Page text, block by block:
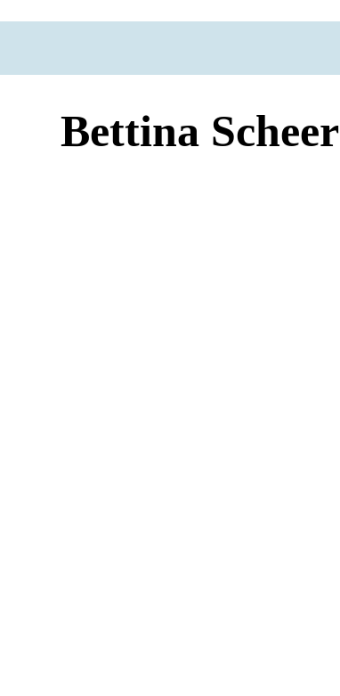
Bettina Scheer